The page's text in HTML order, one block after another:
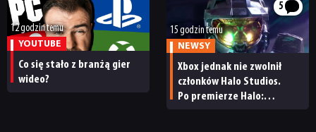
12 godzin temu
YOUTUBE
Co się stało z branżą gier
wideo?
5
15 godzin temu
NEWSY
Xbox jednak nie zwolnił
członków Halo Studios.
Po premierze Halo: